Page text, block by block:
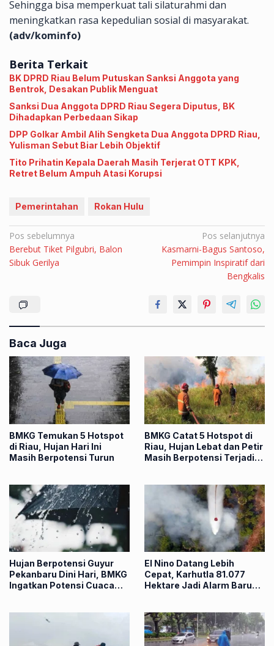
Sehingga bisa memperkuat tali silaturahmi dan
meningkatkan rasa kepedulian sosial di masyarakat.
(adv/kominfo)
Berita Terkait
BK DPRD Riau Belum Putuskan Sanksi Anggota yang
Bentrok, Desakan Publik Menguat
Sanksi Dua Anggota DPRD Riau Segera Diputus, BK
Dihadapkan Perbedaan Sikap
DPP Golkar Ambil Alih Sengketa Dua Anggota DPRD Riau,
Yulisman Sebut Biar Lebih Objektif
Tito Prihatin Kepala Daerah Masih Terjerat OTT KPK,
Retret Belum Ampuh Atasi Korupsi
Pemerintahan Rokan Hulu
Navigasi
pos
Pos sebelumnya
Berebut Tiket Pilgubri, Balon
Sibuk Gerilya
Pos selanjutnya
Kasmarni-Bagus Santoso,
Pemimpin Inspiratif dari
Bengkalis
Baca Juga
BMKG Temukan 5 Hotspot
di Riau, Hujan Hari Ini
Masih Berpotensi Turun
BMKG Catat 5 Hotspot di
Riau, Hujan Lebat dan Petir
Masih Berpotensi Terjadi
Hujan Berpotensi Guyur
Pekanbaru Dini Hari, BMKG
Ingatkan Potensi Cuaca
El Nino Datang Lebih
Cepat, Karhutla 81.077
Hektare Jadi Alarm Baru